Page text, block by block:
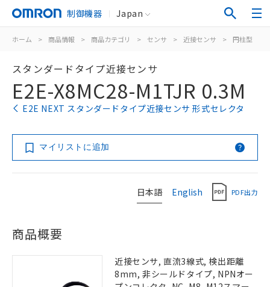
制御機器 Japan
ホーム > 商品情報 > 商品カテゴリ > センサ > 近接センサ > 円柱型
スタンダードタイプ近接センサ
E2E-X8MC28-M1TJR 0.3M
E2E NEXT スタンダードタイプ近接センサ 形式セレクタ
マイリストに追加
日本語 English PDF出力
商品概要
近接センサ, 直流3線式, 検出距離
8mm, 非シールドタイプ, NPNオー